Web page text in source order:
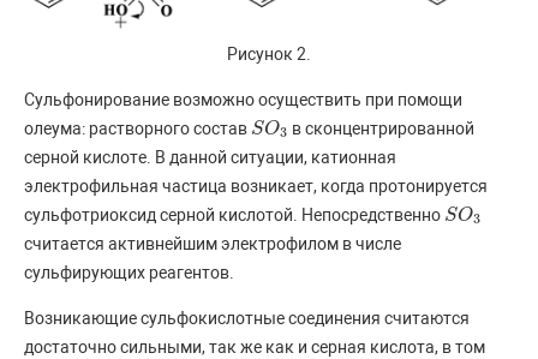
Рисунок 2.
Сульфонирование возможно осуществить при помощи
олеума: растворного состав SO3
SO3 в сконцентрированной
серной кислоте. В данной ситуации, катионная
электрофильная частица возникает, когда протонируется
сульфотриоксид серной кислотой. Непосредственно SO3
SO3
считается активнейшим электрофилом в числе
сульфирующих реагентов.
Возникающие сульфокислотные соединения считаются
достаточно сильными, так же как и серная кислота, в том